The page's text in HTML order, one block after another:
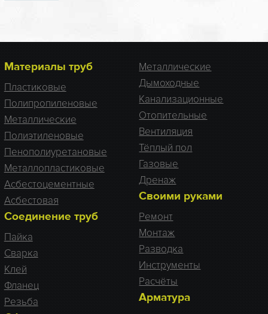
Материалы труб
Пластиковые
Полипропиленовые
Металлические
Полиэтиленовые
Пенополиуретановые
Металлопластиковые
Асбестоцементные
Асбестовая
Соединение труб
Пайка
Сварка
Клей
Фланец
Резьба
Металлические
Дымоходные
Канализационные
Отопительные
Вентиляция
Тёплый пол
Газовые
Дренаж
Своими руками
Ремонт
Монтаж
Разводка
Инструменты
Расчёты
Арматура